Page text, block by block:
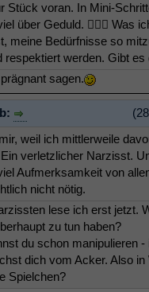
Stück voran. In Mini-
über Geduld. 🤷🏻‍♀️ Was
meine Bedürfnisse so
respektiert werden. Gibt es
sagen.
weil ich mittlerweile
verletzlicher Narzisst.
Aufmerksamkeit von
nicht nötig.
lese ich erst jetzt.
zu tun haben?
du schon manipulieren -
dich vom Acker. Also in
Spielchen?